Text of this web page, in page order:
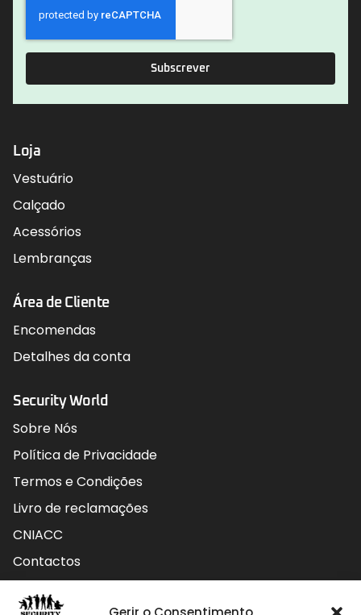
Subscrever
Loja
Vestuário
Calçado
Acessórios
Lembranças
Área de Cliente
Encomendas
Detalhes da conta
Security World
Sobre Nós
Política de Privacidade
Termos e Condições
Livro de reclamações
CNIACC
Contactos
Contactos